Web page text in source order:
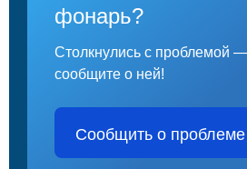
фонарь?
Столкнулись с проблемой —
сообщите о ней!
Сообщить о проблеме